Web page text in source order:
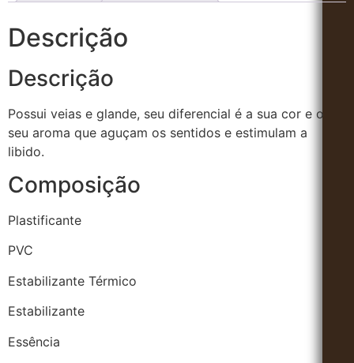
Descrição
Descrição
Possui veias e glande, seu diferencial é a sua cor e o
seu aroma que aguçam os sentidos e estimulam a
libido.
Composição
Plastificante
PVC
Estabilizante Térmico
Estabilizante
Essência